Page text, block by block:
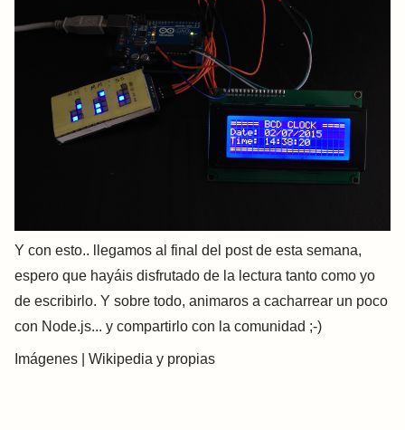
Y con esto.. llegamos al final del post de esta semana,
espero que hayáis disfrutado de la lectura tanto como yo
de escribirlo. Y sobre todo, animaros a cacharrear un poco
con Node.js... y compartirlo con la comunidad ;-)
Imágenes | Wikipedia y propias